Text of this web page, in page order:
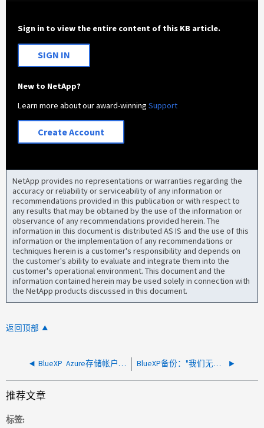
Sign in to view the entire content of this KB article.
SIGN IN
New to NetApp?
Learn more about our award-winningSupport
Create Account
NetApp provides no representations or warranties regarding the
accuracy or reliability or serviceability of any information or
recommendations provided in this publication or with respect to
any results that may be obtained by the use of the information or
observance of any recommendations provided herein. The
information in this document is distributed AS IS and the use of this
information or the implementation of any recommendations or
techniques herein is a customer's responsibility and depends on
the customer's ability to evaluate and integrate them into the
customer's operational environment. This document and the
information contained herein may be used solely in connection with
the NetApp products discussed in this document.
返回顶部
BlueXP Azure存储帐户成本远高于TCO预测的成本 BlueXP备份："我们无法与DB建立连接。请联系支持部门"
推荐文章
标签